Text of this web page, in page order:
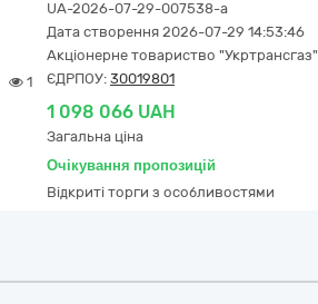
1
UA-2026-07-29-007538-a
Дата створення 2026-07-29 14:53:46
Акціонерне товариство "Укртрансгаз"
ЄДРПОУ: 30019801
1 098 066 UAH
Загальна ціна
Очікування пропозицій
Відкриті торги з особливостями